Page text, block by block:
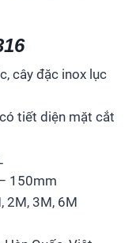
cây đặc inox lục
tiết diện mặt cắt
150mm
2M, 3M, 6M